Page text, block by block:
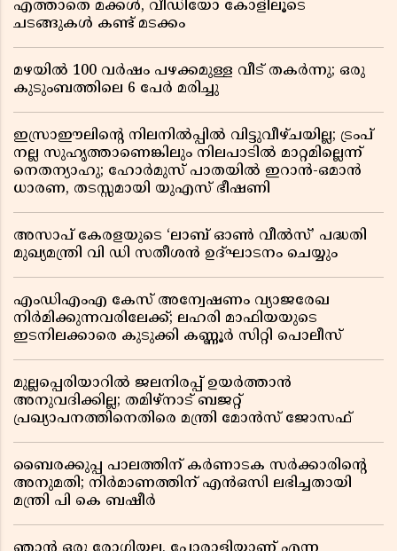
എത്താതെ മക്കൾ, വീഡിയോ കോളിലൂടെ
ചടങ്ങുകൾ കണ്ട് മടക്കം
മഴയിൽ 100 വർഷം പഴക്കമുള്ള വീട് തകർന്നു; ഒരു
കുടുംബത്തിലെ 6 പേർ മരിച്ചു
ഇസ്രാഈലിന്റെ നിലനിൽപ്പിൽ വിട്ടുവീഴ്ചയില്ല; ട്രംപ്
നല്ല സുഹൃത്താണെങ്കിലും നിലപാടിൽ മാറ്റമില്ലെന്ന്
നെതന്യാഹു; ഹോർമുസ് പാതയിൽ ഇറാൻ-ഒമാൻ
ധാരണ, തടസ്സമായി യുഎസ് ഭീഷണി
അസാപ് കേരളയുടെ ‘ലാബ് ഓൺ വീൽസ്’ പദ്ധതി
മുഖ്യമന്ത്രി വി ഡി സതീശൻ ഉദ്ഘാടനം ചെയ്യും
എംഡിഎംഎ കേസ് അന്വേഷണം വ്യാജരേഖ
നിർമിക്കുന്നവരിലേക്ക്; ലഹരി മാഫിയയുടെ
ഇടനിലക്കാരെ കുടുക്കി കണ്ണൂർ സിറ്റി പൊലീസ്
മുല്ലപ്പെരിയാറിൽ ജലനിരപ്പ് ഉയർത്താൻ
അനുവദിക്കില്ല; തമിഴ്നാട് ബജറ്റ്
പ്രഖ്യാപനത്തിനെതിരെ മന്ത്രി മോൻസ് ജോസഫ്
ബൈരക്കുപ്പ പാലത്തിന് കർണാടക സർക്കാരിൻ്റെ
അനുമതി; നിർമാണത്തിന് എൻഒസി ലഭിച്ചതായി
മന്ത്രി പി കെ ബഷീർ